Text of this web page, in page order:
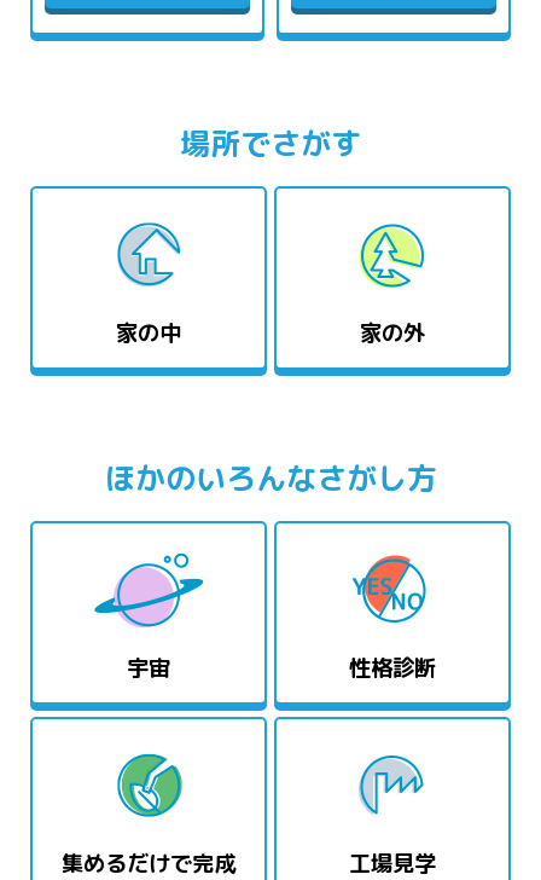
場所でさがす
家の中 家の外
ほかのいろんなさがし方
宇宙 性格診断
集めるだけで完成 工場見学